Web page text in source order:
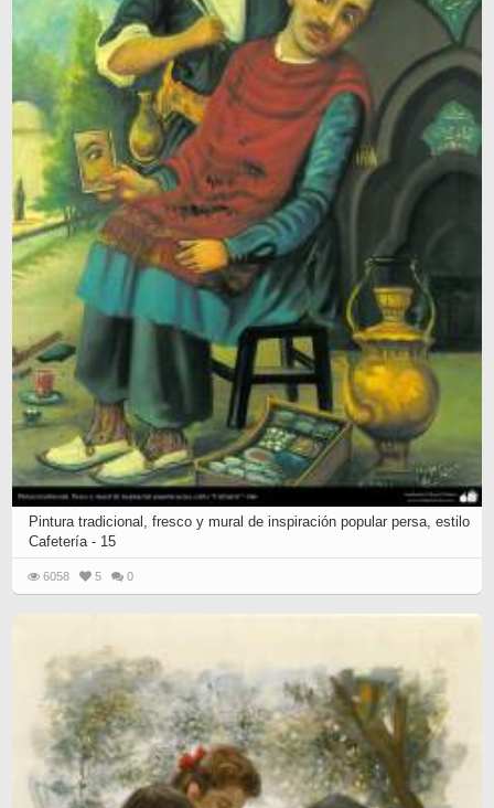
Pintura tradicional, fresco y mural de inspiración popular persa, estilo
Cafetería - 15
6058 5 0